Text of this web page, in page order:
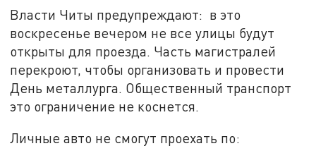
Власти Читы предупреждают: в это
воскресенье вечером не все улицы будут
открыты для проезда. Часть магистралей
перекроют, чтобы организовать и провести
День металлурга. Общественный транспорт
это ограничение не коснется.
Личные авто не смогут проехать по: